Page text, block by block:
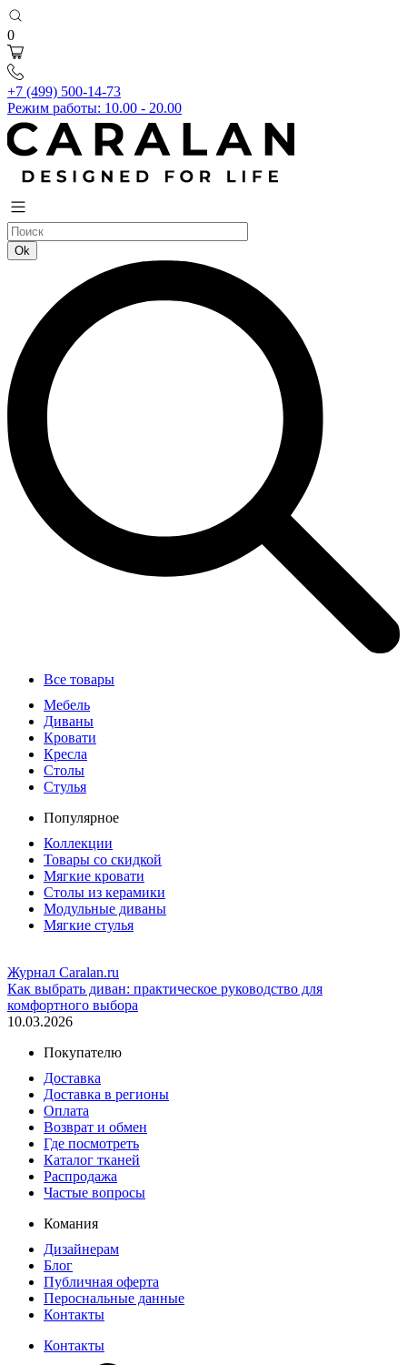
0
+7 (499) 500-14-73
Режим работы: 10.00 - 20.00
Все товары
Мебель
Диваны
Кровати
Кресла
Столы
Стулья
Популярное
Коллекции
Товары со скидкой
Мягкие кровати
Столы из керамики
Модульные диваны
Мягкие стулья
Журнал Caralan.ru
Как выбрать диван: практическое руководство для
комфортного выбора
10.03.2026
Покупателю
Доставка
Доставка в регионы
Оплата
Возврат и обмен
Где посмотреть
Каталог тканей
Распродажа
Частые вопросы
Комания
Дизайнерам
Блог
Публичная оферта
Пероснальные данные
Контакты
Контакты